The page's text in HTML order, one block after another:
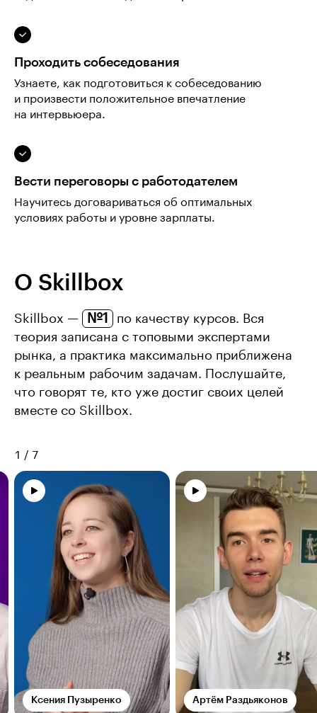
Проходить собеседования
Узнаете, как подготовиться к собеседованию
и произвести положительное впечатление
на интервьюера.
Вести переговоры с работодателем
Научитесь договариваться об оптимальных
условиях работы и уровне зарплаты.
О Skillbox
Skillbox — №1
по качеству курсов. Вся
теория записана с топовыми экспертами
рынка, а практика максимально приближена
к реальным рабочим задачам. Послушайте,
что говорят те, кто уже достиг своих целей
вместе со Skillbox.
1 / 7
Ксения Пузыренко Артём Раздьяконов